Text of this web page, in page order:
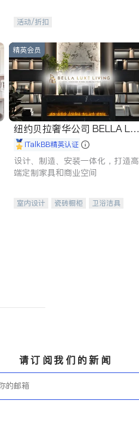
活动/折扣
精英会员
纽约贝拉奢华公司 BELLA LUX
E iTalkBB精英认证
设计、制造、安装一体化，打造高
端定制家具和商业空间
室内设计 瓷砖橱柜
卫浴洁具
请订阅我们的新闻